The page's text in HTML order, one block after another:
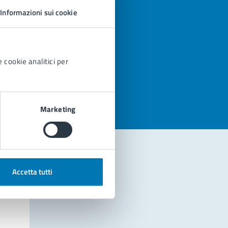
Informazioni sui cookie
cookie analitici per
Marketing
Accetta tutti